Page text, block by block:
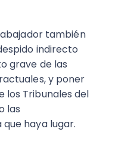
también
indirecto
grave de las
y poner
los Tribunales del
las
haya lugar.